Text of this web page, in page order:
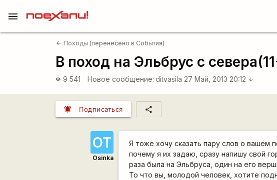
menu
arrow_back Походы (перенесено в События)
В поход на Эльбрус с
visibility 9 541 Новое сообщение: ditvasila 27 Май, 2013 20:12 arrow_downward
notifications_active Подписаться share
ОТ
Osinka
Я тоже хочу сказать пару слов о вашем
почему я их задаю, сразу напишу свой
раза была на Эльбруса, один на его
То что вы, молодой человек, хотите